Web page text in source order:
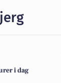
i dag